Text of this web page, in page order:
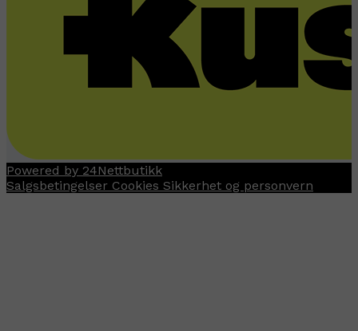
Powered by 24Nettbutikk
Salgsbetingelser Cookies Sikkerhet og personvern